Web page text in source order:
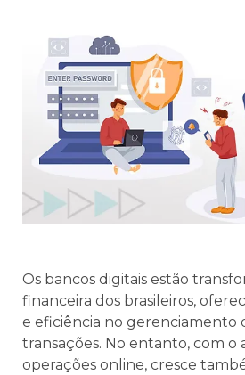
Os bancos digitais estão
financeira dos brasileiros,
e eficiência no gerenciamento
transações. No entanto, com o
operações online, cresce